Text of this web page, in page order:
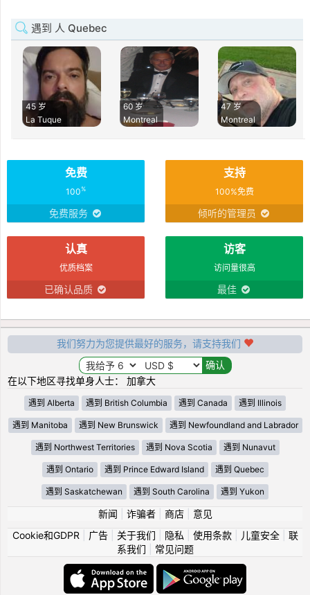
遇到 人 Quebec
45 岁
La Tuque
60 岁
Montreal
47 岁
Montreal
免费
100%
免费服务
支持
100%免费
倾听的管理员
认真
优质档案
已确认品质
访客
访问量很高
最佳
我们努力为您提供最好的服务，请支持我们
在以下地区寻找单身人士： 加拿大
遇到 Alberta 遇到 British Columbia 遇到 Canada 遇到 Illinois
遇到 Manitoba 遇到 New Brunswick 遇到 Newfoundland and Labrador
遇到 Northwest Territories 遇到 Nova Scotia 遇到 Nunavut
遇到 Ontario 遇到 Prince Edward Island 遇到 Quebec
遇到 Saskatchewan 遇到 South Carolina 遇到 Yukon
新闻 诈骗者| 商店| 意见
Cookie和GDPR
广告| 关于我们 隐私 使用条款| 儿童安全| 联
系我们
常见问题